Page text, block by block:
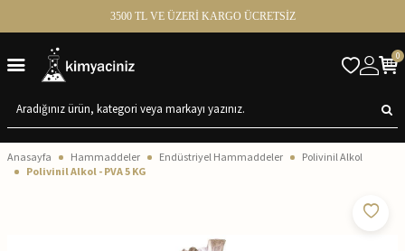
3500 TL VE ÜZERİ KARGO ÜCRETSİZ
0
Anasayfa Hammaddeler Endüstriyel Hammaddeler
Polivinil Alkol
Polivinil Alkol - PVA 5 KG